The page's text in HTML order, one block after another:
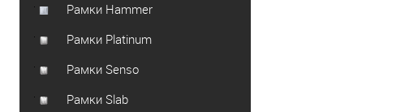
Рамки Hammer
Рамки Platinum
Рамки Senso
Рамки Slab